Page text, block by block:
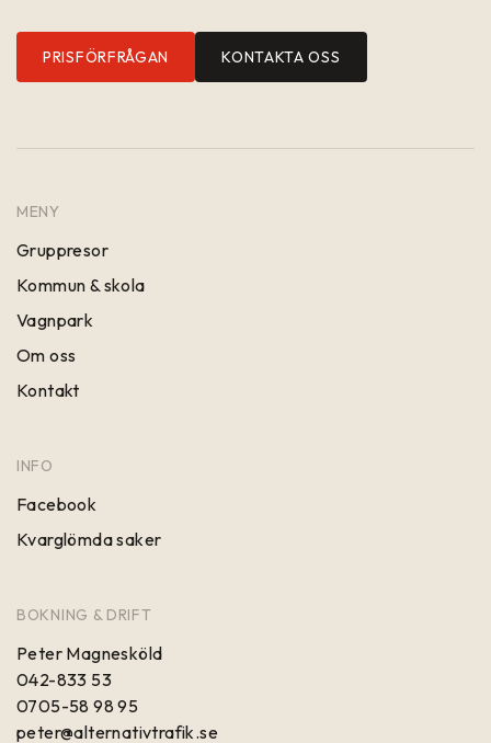
PRISFÖRFRÅGAN KONTAKTA OSS
MENY
Gruppresor
Kommun & skola
Vagnpark
Om oss
Kontakt
INFO
Facebook
Kvarglömda saker
BOKNING & DRIFT
Peter Magnesköld
042-833 53
0705-58 98 95
peter@alternativtrafik.se